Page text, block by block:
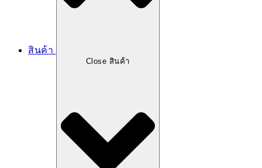
สินค้า
Close สินค้า